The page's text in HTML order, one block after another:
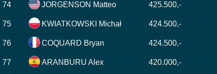
74 JORGENSON Matteo 425.500,-
75 KWIATKOWSKI Michał 424.500,-
76 COQUARD Bryan 424.500,-
77 ARANBURU Alex 420.000,-